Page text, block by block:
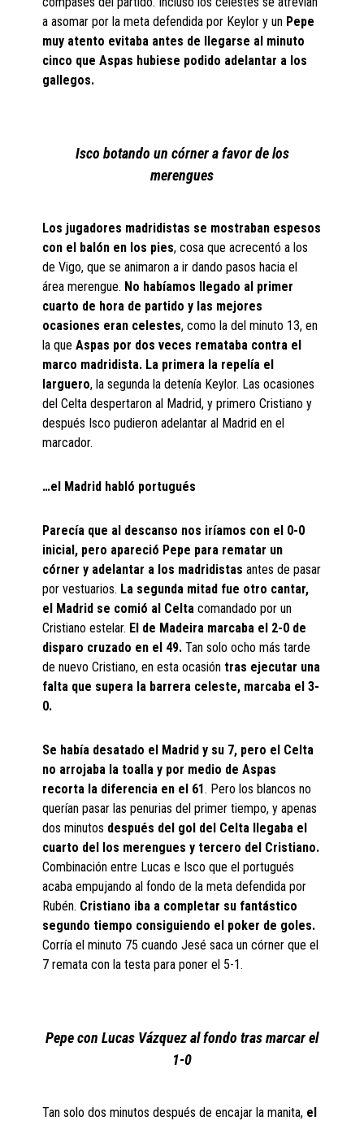
a asomar por la meta defendida por Keylor y un Pepe
muy atento evitaba antes de llegarse al minuto
cinco que Aspas hubiese podido adelantar a los
gallegos.
Isco botando un córner a favor de los
merengues
Los jugadores madridistas se mostraban espesos
con el balón en los pies, cosa que acrecentó a los
de Vigo, que se animaron a ir dando pasos hacia el
área merengue. No habíamos llegado al primer
cuarto de hora de partido y las mejores
ocasiones eran celestes, como la del minuto 13, en
la queAspas por dos veces remataba contra el
marco madridista. La primera la repelía el
larguero, la segunda la detenía Keylor. Las ocasiones
del Celta despertaron al Madrid, y primero Cristiano y
después Isco pudieron adelantar al Madrid en el
marcador.
…el Madrid habló portugués
Parecía que al descanso nos iríamos con el 0-0
inicial, pero apareció Pepe para rematar un
córner y adelantar a los madridistasantes de pasar
por vestuarios. La segunda mitad fue otro cantar,
el Madrid se comió al Celtacomandado por un
Cristiano estelar. El de Madeira marcaba el 2-0 de
disparo cruzado en el 49. Tan solo ocho más tarde
de nuevo Cristiano, en esta ocasión tras ejecutar una
falta que supera la barrera celeste, marcaba el 3-
0.
Se había desatado el Madrid y su 7, pero el Celta
no arrojaba la toalla y por medio de Aspas
recorta la diferencia en el 61. Pero los blancos no
querían pasar las penurias del primer tiempo, y apenas
dos minutos después del gol del Celta llegaba el
cuarto del los merengues y tercero del Cristiano.
Combinación entre Lucas e Isco que el portugués
acaba empujando al fondo de la meta defendida por
Rubén. Cristiano iba a completar su fantástico
segundo tiempo consiguiendo el poker de goles.
Corría el minuto 75 cuando Jesé saca un córner que el
7 remata con la testa para poner el 5-1.
Pepe con Lucas Vázquez al fondo tras marcar el
1-0
Tan solo dos minutos después de encajar la manita, el